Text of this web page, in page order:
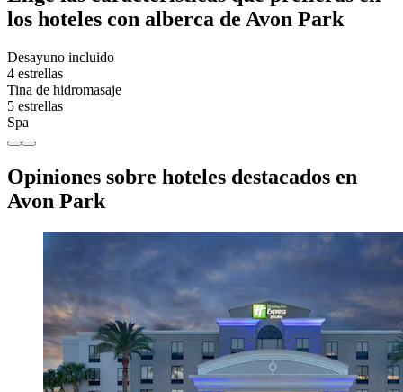
los hoteles con alberca de Avon Park
Desayuno incluido
4 estrellas
Tina de hidromasaje
5 estrellas
Spa
Opiniones sobre hoteles destacados en
Avon Park